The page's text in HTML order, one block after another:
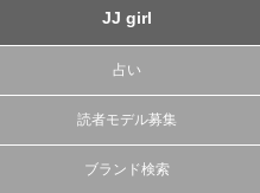
JJ girl
占い
読者モデル募集
ブランド検索